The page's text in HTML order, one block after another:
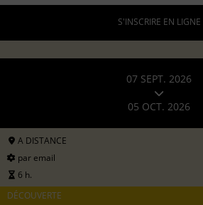
S'INSCRIRE EN LIGNE
07 SEPT. 2026
05 OCT. 2026
A DISTANCE
par email
6 h.
DÉCOUVERTE